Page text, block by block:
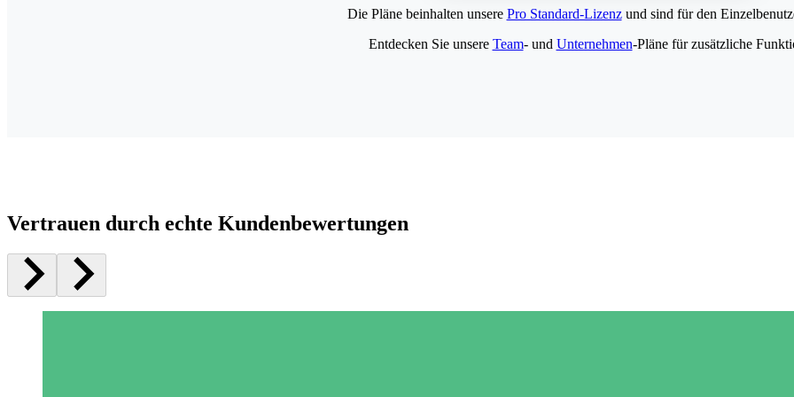
Die Pläne beinhalten unsere Pro Standard-Lizenzund sind für den
Entdecken Sie unsere Team- und Unternehmen-Pläne für zusätzliche
Vertrauen durch echte Kundenbewertungen